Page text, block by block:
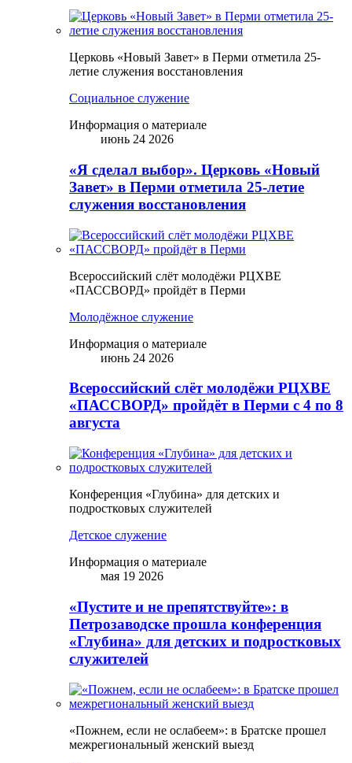
Церковь «Новый Завет» в Перми отметила 25-
летие служения восстановления
Социальное служение
Информация о материале
июнь 24 2026
«Я сделал выбор». Церковь «Новый
Завет» в Перми отметила 25-летие
служения восстановления
Всероссийский слёт молодёжи РЦХВЕ
«ПАССВОРД» пройдёт в Перми
Молодёжное служение
Информация о материале
июнь 24 2026
Всероссийский слёт молодёжи РЦХВЕ
«ПАССВОРД» пройдёт в Перми с 4 по 8
августа
Конференция «Глубина» для детских и
подростковых служителей
Детское служение
Информация о материале
мая 19 2026
«Пустите и не препятствуйте»: в
Петрозаводске прошла конференция
«Глубина» для детских и подростковых
служителей
«Пожнем, если не ослабеем»: в Братске прошел
межрегиональный женский выезд